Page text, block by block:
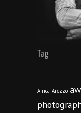
Tag
Africa Arezzo